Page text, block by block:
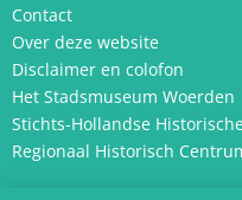
Contact
Over deze website
Disclaimer en colofon
Het Stadsmuseum Woerden
Stichts-Hollandse
Regionaal Historisch